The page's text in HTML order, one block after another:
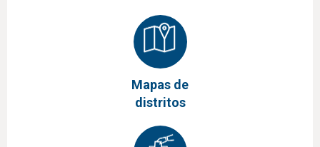
Mapas de
distritos